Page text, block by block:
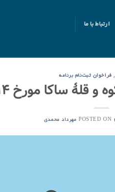
ارتباط با ما
, فراخوان ثبت‌نام برنامه
ساکا مورخ ۱۴ دی ۱۴۰۳
POSTED ON مهرداد محمدی